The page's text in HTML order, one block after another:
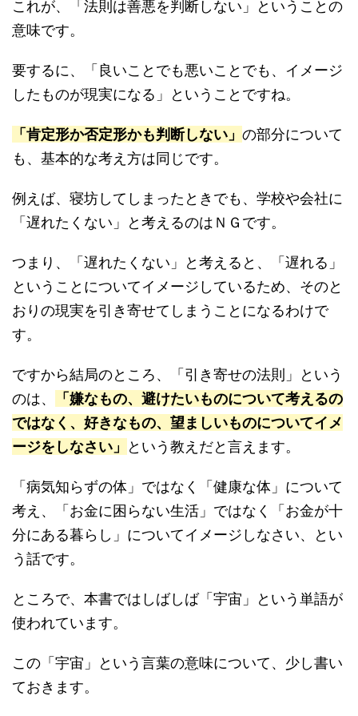
これが、「法則は善悪を判断しない」ということの
意味です。
要するに、「良いことでも悪いことでも、イメージ
したものが現実になる」ということですね。
「肯定形か否定形かも判断しない」 の部分について
も、基本的な考え方は同じです。
例えば、寝坊してしまったときでも、学校や会社に
「遅れたくない」と考えるのはＮＧです。
つまり、「遅れたくない」と考えると、「遅れる」
ということについてイメージしているため、そのと
おりの現実を引き寄せてしまうことになるわけで
す。
ですから結局のところ、「引き寄せの法則」という
のは、
「嫌なもの、避けたいものについて考えるの
ではなく、好きなもの、望ましいものについてイメ
ージをしなさい」
という教えだと言えます。
「病気知らずの体」ではなく「健康な体」について
考え、「お金に困らない生活」ではなく「お金が十
分にある暮らし」についてイメージしなさい、とい
う話です。
ところで、本書ではしばしば「宇宙」という単語が
使われています。
この「宇宙」という言葉の意味について、少し書い
ておきます。